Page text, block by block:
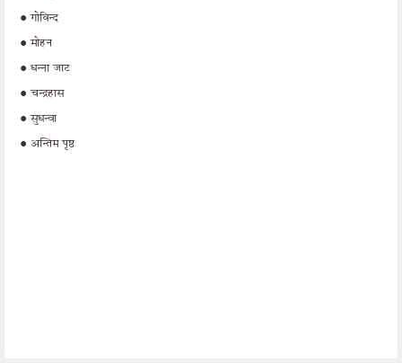
•गोविन्द
•मोहन
• धन्ना जाट
•चन्द्रहास
•सुधन्वा
• अन्तिम पृष्ठ